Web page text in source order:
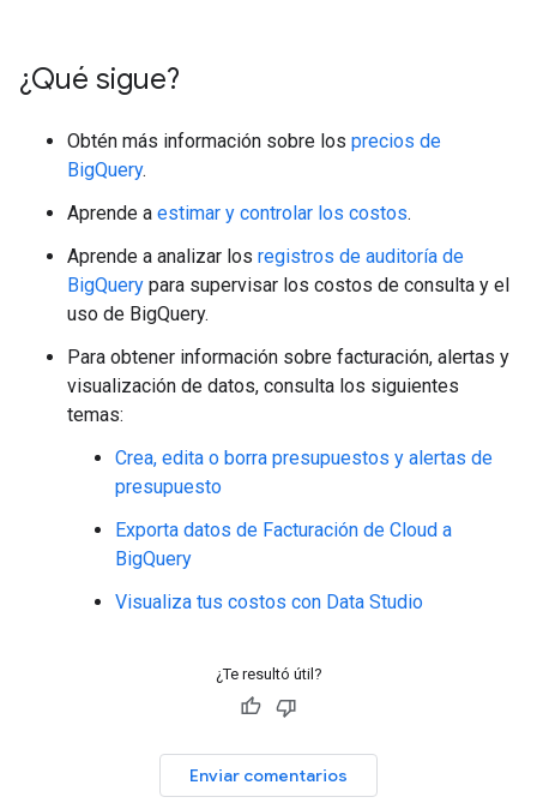
¿Qué sigue?
Obtén más información sobre los precios de
BigQuery.
Aprende a estimar y controlar los costos.
Aprende a analizar los registros de auditoría de
BigQuery para supervisar los costos de consulta y el
uso de BigQuery.
Para obtener información sobre facturación, alertas y
visualización de datos, consulta los siguientes
temas:
Crea, edita o borra presupuestos y alertas de
presupuesto
Exporta datos de Facturación de Cloud a
BigQuery
Visualiza tus costos con Data Studio
¿Te resultó útil?
Enviar comentarios